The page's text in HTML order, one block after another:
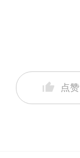
点赞